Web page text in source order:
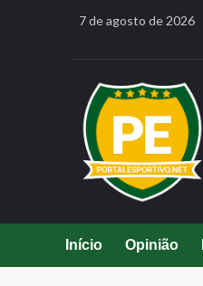
7 de agosto de 2026
Início Opinião